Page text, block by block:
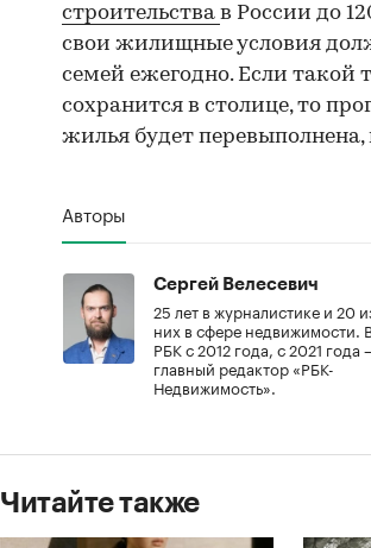
строительства в России до
свои жилищные условия
семей ежегодно. Если
сохранится в столице, то
жилья будет
Авторы
Сергей Велесевич
25 лет в журналистике и 20
них в сфере недвижимости.
РБК с 2012 года, с 2021 года –
главный редактор «РБК-
Недвижимость».
Читайте также